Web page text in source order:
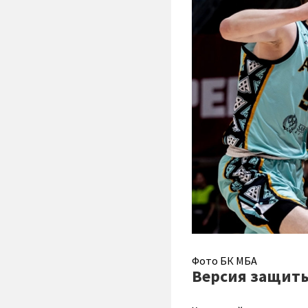
Фото БК МБА
Версия